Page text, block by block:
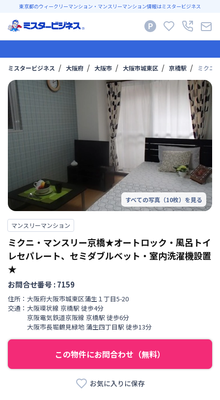
東京都のウィークリーマンション・マンスリーマンション情報はミスタービジネス
ミスタービジネス 大阪府 大阪市 大阪市城東区 京橋駅 ミクニ
すべての写真（10枚）を見る
マンスリーマンション
ミクニ・マンスリー京橋★オートロック・風呂トイ
レセパレート、セミダブルベット・室内洗濯機設置
★
お問合せ番号 :7159
住所： 大阪府大阪市城東区蒲生 １丁目5-20
交通： 大阪環状線 京橋駅 徒歩4分
京阪電気鉄道京阪線 京橋駅 徒歩6分
大阪市長堀鶴見緑地 蒲生四丁目駅 徒歩13分
この物件にお問合わせ（無料）
お気に入りに保存